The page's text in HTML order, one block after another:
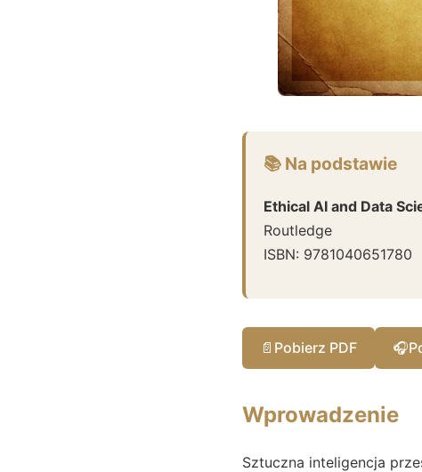
📚 Na podstawie
Ethical AI and Data
Routledge
ISBN: 9781040651780
📄 Pobierz PDF 🎧
Wprowadzenie
Sztuczna inteligencja